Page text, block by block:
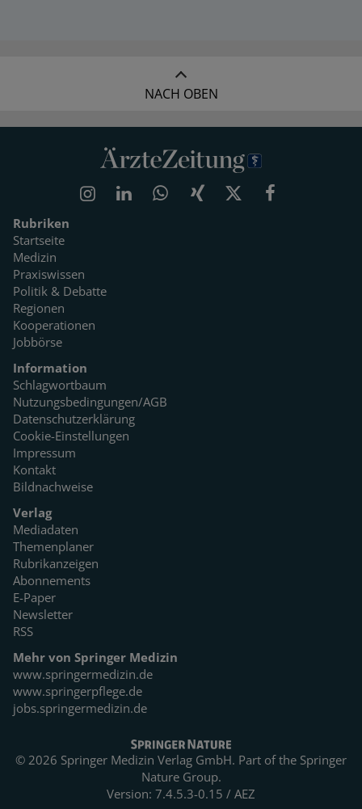
NACH OBEN
Rubriken
Startseite
Medizin
Praxiswissen
Politik & Debatte
Regionen
Kooperationen
Jobbörse
Information
Schlagwortbaum
Nutzungsbedingungen/AGB
Datenschutzerklärung
Cookie-Einstellungen
Impressum
Kontakt
Bildnachweise
Verlag
Mediadaten
Themenplaner
Rubrikanzeigen
Abonnements
E-Paper
Newsletter
RSS
Mehr von Springer Medizin
www.springermedizin.de
www.springerpflege.de
jobs.springermedizin.de
© 2026 Springer Medizin Verlag GmbH. Part of the Springer
Nature Group.
Version: 7.4.5.3-0.15 / AEZ